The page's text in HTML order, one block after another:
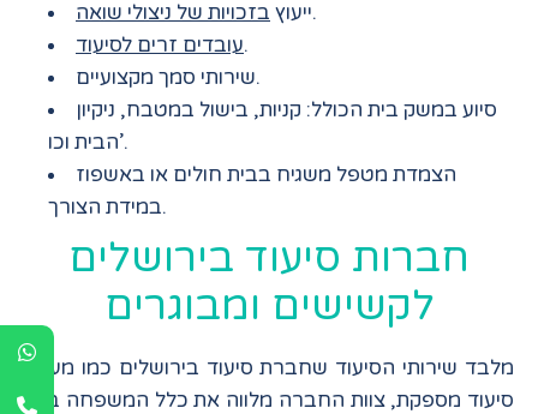
ייעוץ בזכויות של ניצולי שואה
.
עובדים זרים לסיעוד.
שירותי סמך מקצועיים.
סיוע במשק בית הכולל: קניות, בישול במטבח, ניקיון
הבית וכו’.
הצמדת מטפל משגיח בבית חולים או באשפוז
במידת הצורך.
חברות סיעוד בירושלים
לקשישים ומבוגרים
מלבד שירותי הסיעוד שחברת סיעוד בירושלים כמו מענית
סיעוד מספקת, צוות החברה מלווה את כלל המשפחה בכל